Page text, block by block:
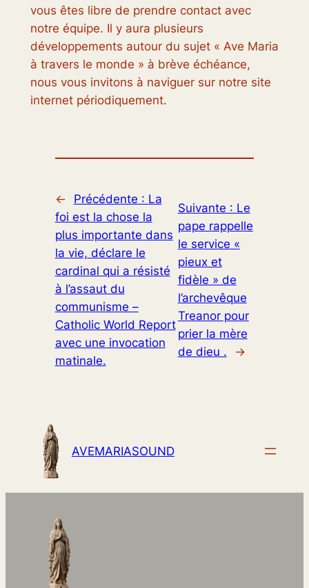
vous êtes libre de prendre contact avec
notre équipe. Il y aura plusieurs
développements autour du sujet « Ave Maria
à travers le monde » à brève échéance,
nous vous invitons à naviguer sur notre site
internet périodiquement.
← Précédente : La
foi est la chose la
plus importante dans
la vie, déclare le
cardinal qui a résisté
à l’assaut du
communisme –
Catholic World Report
avec une invocation
matinale.
Suivante : Le
pape rappelle
le service «
pieux et
fidèle » de
l’archevêque
Treanor pour
prier la mère
de dieu .
→
AVEMARIASOUND